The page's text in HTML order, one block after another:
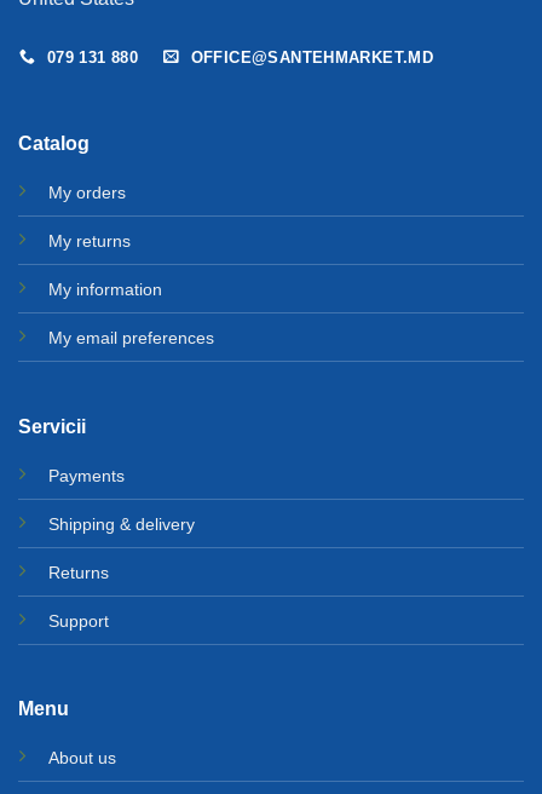
079 131 880 OFFICE@SANTEHMARKET.MD
Catalog
My orders
My returns
My information
My email preferences
Servicii
Payments
Shipping & delivery
Returns
Support
Menu
About us